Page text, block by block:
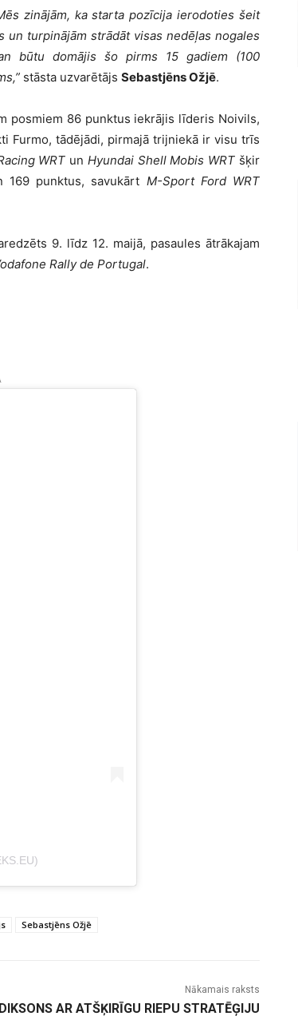
zinājām, ka starta pozīcija ierodoties šeit
un turpinājām strādāt visas nedēļas nogales
būtu domājis šo pirms 15 gadiem (100
stāsta uzvarētājs Sebastjēns Ožjē.
posmiem 86 punktus iekrājis līderis Noivils,
Furmo, tādējādi, pirmajā trijniekā ir visu trīs
WRT un Hyundai Shell Mobis WRT šķir
punktus, savukārt M-Sport Ford WRT
9. līdz 12. maijā, pasaules ātrākajam
Rally de Portugal.
Sebastjēns Ožjē
Nākamais raksts
DIKSONS AR ATŠĶIRĪGU RIEPU STRATĒĢIJU